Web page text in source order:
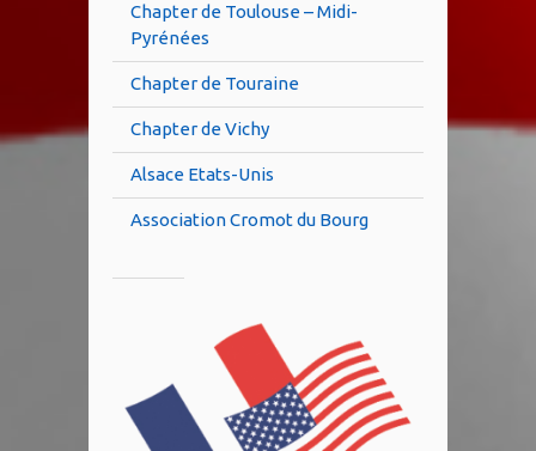
Chapter de Toulouse – Midi-
Pyrénées
Chapter de Touraine
Chapter de Vichy
Alsace Etats-Unis
Association Cromot du Bourg